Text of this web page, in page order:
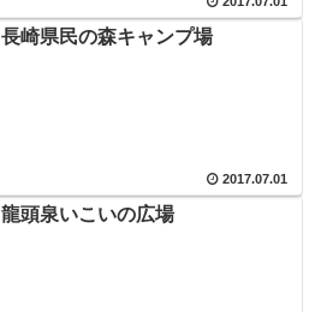
長崎県民の森キャンプ場
2017.07.01
龍頭泉いこいの広場